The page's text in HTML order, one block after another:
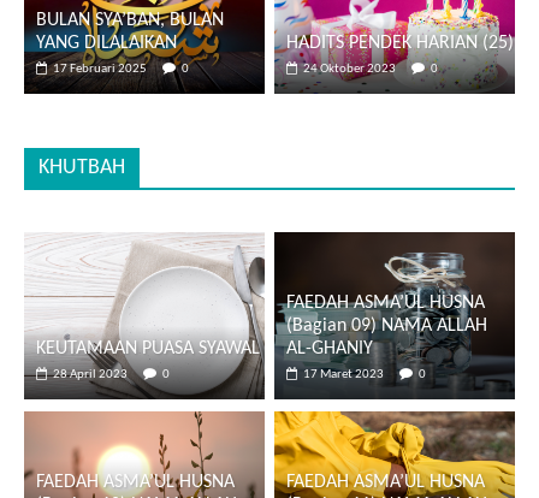
BULAN SYA’BAN, BULAN
YANG DILALAIKAN
17 Februari 2025 0
HADITS PENDEK HARIAN (25)
24 Oktober 2023 0
KHUTBAH
KEUTAMAAN PUASA SYAWAL
28 April 2023 0
FAEDAH ASMA’UL HUSNA
(Bagian 09) NAMA ALLAH
AL-GHANIY
17 Maret 2023 0
FAEDAH ASMA’UL HUSNA
FAEDAH ASMA’UL HUSNA